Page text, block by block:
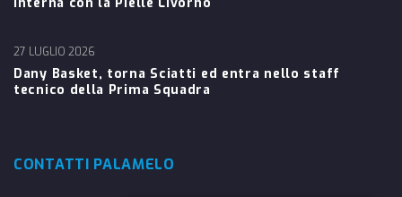
Dany Basket, torna Sciatti ed entra nello staff
tecnico della Prima Squadra
27 LUGLIO 2026
CONTATTI PALAMELO